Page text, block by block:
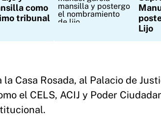
como
tribunal
Lijo
Casa Rosada, al Palacio de
el CELS, ACIJ y Poder